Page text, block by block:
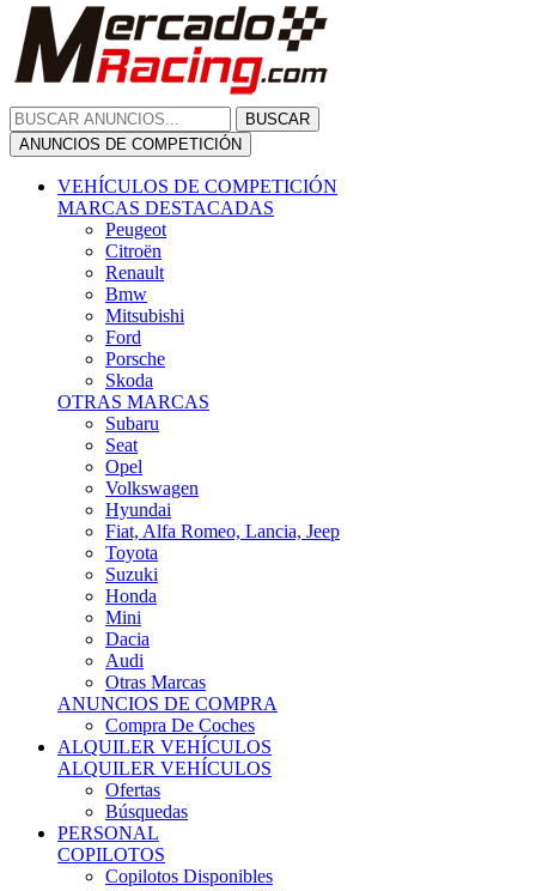
BUSCAR
ANUNCIOS DE COMPETICIÓN
VEHÍCULOS DE COMPETICIÓN
MARCAS DESTACADAS
Peugeot
Citroën
Renault
Bmw
Mitsubishi
Ford
Porsche
Skoda
OTRAS MARCAS
Subaru
Seat
Opel
Volkswagen
Hyundai
Fiat, Alfa Romeo, Lancia, Jeep
Toyota
Suzuki
Honda
Mini
Dacia
Audi
Otras Marcas
ANUNCIOS DE COMPRA
Compra De Coches
ALQUILER VEHÍCULOS
ALQUILER VEHÍCULOS
Ofertas
Búsquedas
PERSONAL
COPILOTOS
Copilotos Disponibles